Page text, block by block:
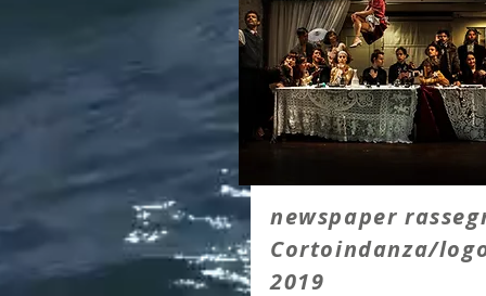
newspaper
Cortoindanza/
2019